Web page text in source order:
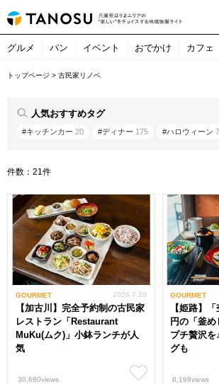
グルメ パン イベント おでかけ カフェ
トップページ >古民家リノベ
人気おすすめタグ
#キッチンカー20 #ディナー 175 #ハロウィーン7
件数：21件
GOURMET
【加古川】完全予約制の古民家
レストラン「Restaurant
MuKu(ムク)」小鉢ランチが人
気
2026.7.20
30,680views
GOURMET
【姫路】
円の「釜
プチ贅沢
グも
8,198views